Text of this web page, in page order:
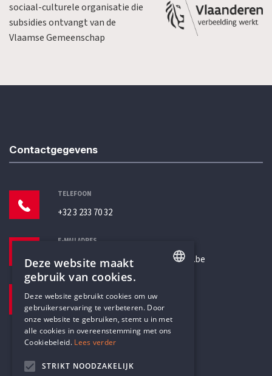
sociaal-culturele organisatie die
subsidies ontvangt van de
Vlaamse Gemeenschap
Contactgegevens
TELEFOON
+32 3 233 70 32
E-MAILADRES
secretariaat@humanistischverbond.be
Pottenbrug 4
Antwerpen, 2000
DUTCH
Deze website maakt
gebruik van cookies.
Deze website gebruikt cookies om uw
gebruikerservaring te verbeteren. Door
onze website te gebruiken, stemt u in met
alle cookies in overeenstemming met ons
Cookiebeleid. Lees verder
STRIKT NOODZAKELIJK